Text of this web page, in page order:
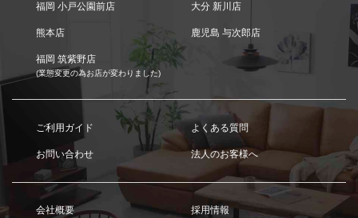
福岡 小戸公園前店 大分 新川店
熊本店 鹿児島 与次郎店
福岡 筑紫野店
(業態変更の為お店が変わりました)
ご利用ガイド よくある質問
お問い合わせ 法人のお客様へ
会社概要 採用情報